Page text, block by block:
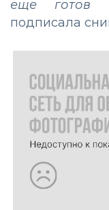
еще готов
подписала